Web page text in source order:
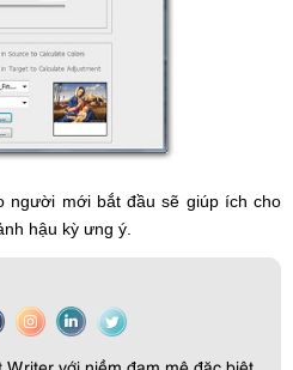
người mới bắt đầu sẽ giúp ích cho
hậu kỳ ưng ý.
với niềm đam mê đặc biệt